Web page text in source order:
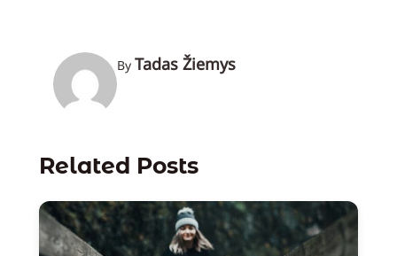
By Tadas Žiemys
Related Posts